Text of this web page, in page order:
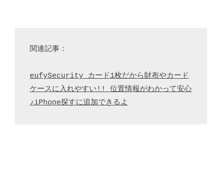
関連記事：
eufySecurity カード1枚だから財布やカード
ケースに入れやすい!! 位置情報がわかって安心
♪iPhone探すに追加できるよ